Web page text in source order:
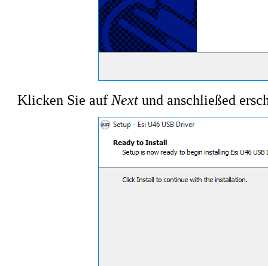
Klicken Sie auf Next und anschließed